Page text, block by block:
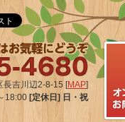
長吉川辺2-8-15 [MAP]
18:00 [定休日] 日・祝